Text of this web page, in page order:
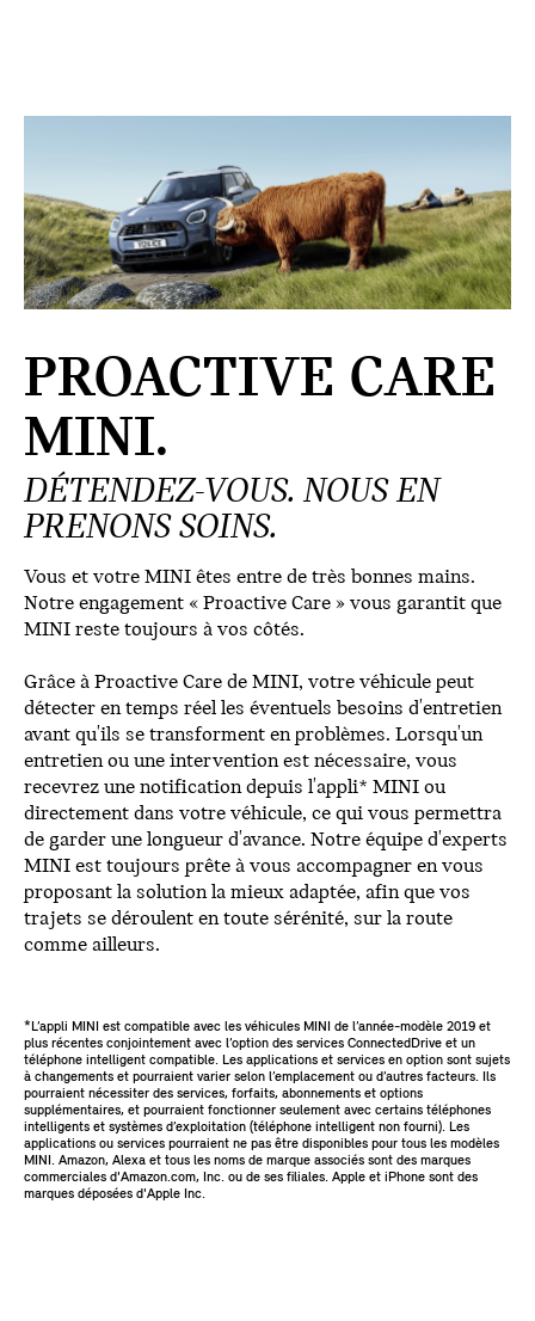
PROACTIVE CARE
MINI.
DÉTENDEZ-VOUS. NOUS EN
PRENONS SOINS.
Vous et votre MINI êtes entre de très bonnes mains.
Notre engagement « Proactive Care » vous garantit que
MINI reste toujours à vos côtés.
Grâce à Proactive Care de MINI, votre véhicule peut
détecter en temps réel les éventuels besoins d'entretien
avant qu'ils se transforment en problèmes. Lorsqu'un
entretien ou une intervention est nécessaire, vous
recevrez une notification depuis l'appli* MINI ou
directement dans votre véhicule, ce qui vous permettra
de garder une longueur d'avance. Notre équipe d'experts
MINI est toujours prête à vous accompagner en vous
proposant la solution la mieux adaptée, afin que vos
trajets se déroulent en toute sérénité, sur la route
comme ailleurs.
*L’appli MINI est compatible avec les véhicules MINI de l’année-modèle 2019 et
plus récentes conjointement avec l’option des services ConnectedDrive et un
téléphone intelligent compatible. Les applications et services en option sont sujets
à changements et pourraient varier selon l’emplacement ou d’autres facteurs. Ils
pourraient nécessiter des services, forfaits, abonnements et options
supplémentaires, et pourraient fonctionner seulement avec certains téléphones
intelligents et systèmes d’exploitation (téléphone intelligent non fourni). Les
applications ou services pourraient ne pas être disponibles pour tous les modèles
MINI. Amazon, Alexa et tous les noms de marque associés sont des marques
commerciales d'Amazon.com, Inc. ou de ses filiales. Apple et iPhone sont des
marques déposées d'Apple Inc.